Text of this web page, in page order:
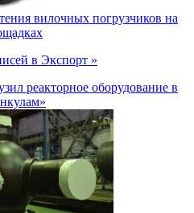
вилочных погрузчиков на
в Экспорт »
реакторное оборудование в